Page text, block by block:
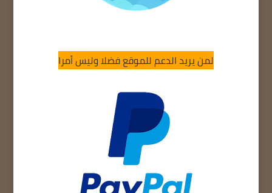
لمن يريد الدعم للموقع فضلا وليس أمرا